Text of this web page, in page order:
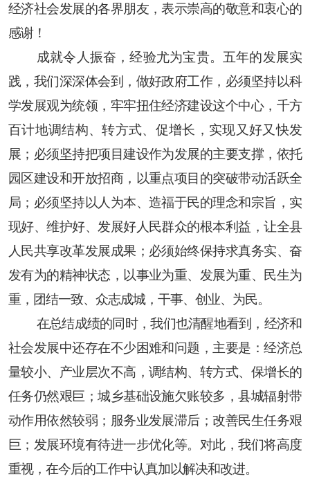
经济社会发展的各界朋友，表示崇高的敬意和衷心的
感谢！
成就令人振奋，经验尤为宝贵。五年的发展实
践，我们深深体会到，做好政府工作，必须坚持以科
学发展观为统领，牢牢扭住经济建设这个中心，千方
百计地调结构、转方式、促增长，实现又好又快发
展；必须坚持把项目建设作为发展的主要支撑，依托
园区建设和开放招商，以重点项目的突破带动活跃全
局；必须坚持以人为本、造福于民的理念和宗旨，实
现好、维护好、发展好人民群众的根本利益，让全县
人民共享改革发展成果；必须始终保持求真务实、奋
发有为的精神状态，以事业为重、发展为重、民生为
重，团结一致、众志成城，干事、创业、为民。
在总结成绩的同时，我们也清醒地看到，经济和
社会发展中还存在不少困难和问题，主要是：经济总
量较小、产业层次不高，调结构、转方式、保增长的
任务仍然艰巨；城乡基础设施欠账较多，县城辐射带
动作用依然较弱；服务业发展滞后；改善民生任务艰
巨；发展环境有待进一步优化等。对此，我们将高度
重视，在今后的工作中认真加以解决和改进。